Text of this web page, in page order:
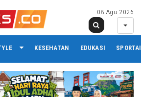
08 Agu 2026
KESEHATAN EDUKASI